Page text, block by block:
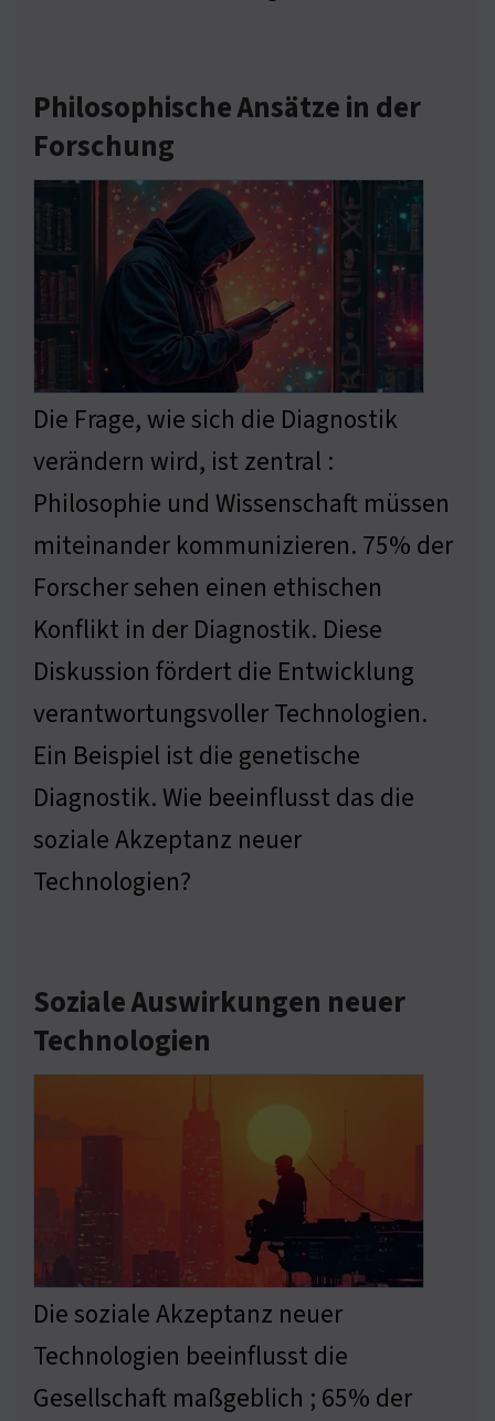
Philosophische Ansätze in der
Forschung
Die Frage, wie sich die Diagnostik
verändern wird, ist zentral :
Philosophie und Wissenschaft müssen
miteinander kommunizieren. 75% der
Forscher sehen einen ethischen
Konflikt in der Diagnostik. Diese
Diskussion fördert die Entwicklung
verantwortungsvoller Technologien.
Ein Beispiel ist die genetische
Diagnostik. Wie beeinflusst das die
soziale Akzeptanz neuer
Technologien?
Soziale Auswirkungen neuer
Technologien
Die soziale Akzeptanz neuer
Technologien beeinflusst die
Gesellschaft maßgeblich ; 65% der